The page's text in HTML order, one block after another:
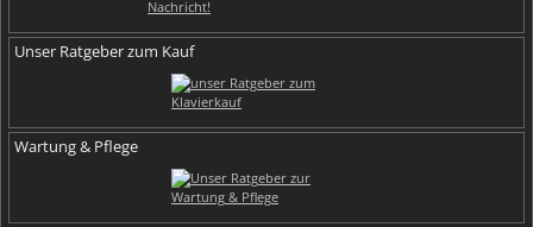
Unser Ratgeber zum Kauf
Wartung & Pflege